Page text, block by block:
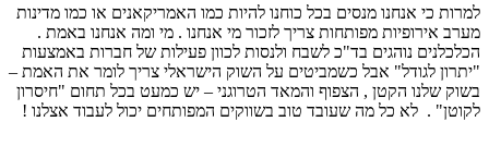
למרות כי אנחנו מנסים בכל כוחנו להיות כמו האמריקאנים או כמו מדינות
מערב אירופיות מפותחות צריך לזכור מי אנחנו . מי ומה אנחנו באמת .
הכלכלנים נוהגים בד"כ לשבח ולנסות לכוון פעילות של חברות באמצעות
"יתרון לגודל" אבל כשמביטים על השוק הישראלי צריך לומר את האמת –
בשוק שלנו הקטן , הצפוף והמאד הטרוגני – יש כמעט בכל תחום "חיסרון
לקוטן" . לא כל מה שעובד טוב בשווקים המפותחים יכול לעבוד אצלנו !